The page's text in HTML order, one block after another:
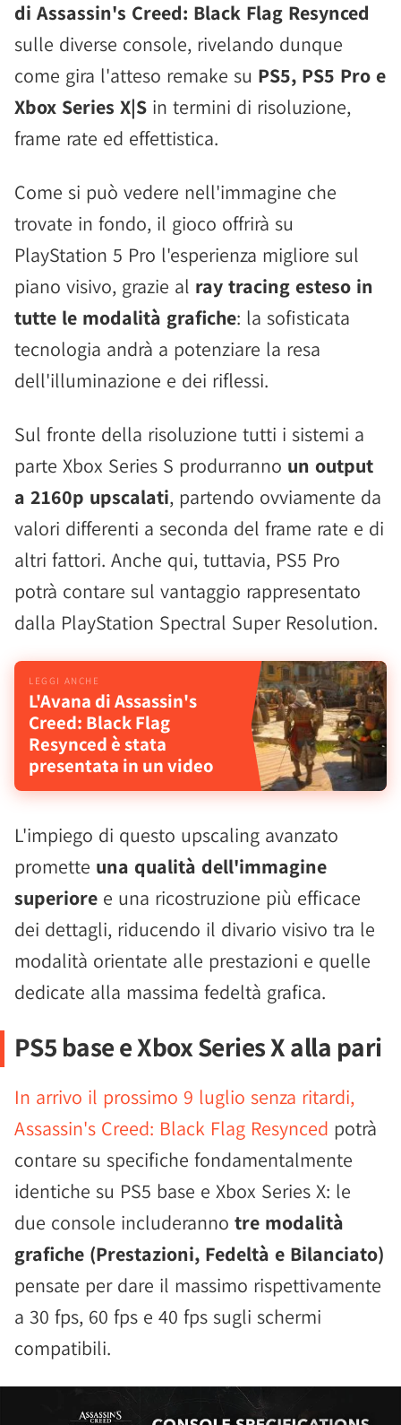
di Assassin's Creed: Black Flag Resynced
sulle diverse console, rivelando dunque
come gira l'atteso remake su PS5, PS5 Pro e
Xbox Series X|S in termini di risoluzione,
frame rate ed effettistica.
Come si può vedere nell'immagine che
trovate in fondo, il gioco offrirà su
PlayStation 5 Pro l'esperienza migliore sul
piano visivo, grazie al ray tracing esteso in
tutte le modalità grafiche: la sofisticata
tecnologia andrà a potenziare la resa
dell'illuminazione e dei riflessi.
Sul fronte della risoluzione tutti i sistemi a
parte Xbox Series S produrranno un output
a 2160p upscalati, partendo ovviamente da
valori differenti a seconda del frame rate e di
altri fattori. Anche qui, tuttavia, PS5 Pro
potrà contare sul vantaggio rappresentato
dalla PlayStation Spectral Super Resolution.
L'Avana di Assassin's
Creed: Black Flag
Resynced è stata
presentata in un video
L'impiego di questo upscaling avanzato
promette una qualità dell'immagine
superiore e una ricostruzione più efficace
dei dettagli, riducendo il divario visivo tra le
modalità orientate alle prestazioni e quelle
dedicate alla massima fedeltà grafica.
PS5 base e Xbox Series X alla pari
In arrivo il prossimo 9 luglio senza ritardi,
Assassin's Creed: Black Flag Resynced potrà
contare su specifiche fondamentalmente
identiche su PS5 base e Xbox Series X: le
due console includeranno tre modalità
grafiche (Prestazioni, Fedeltà e Bilanciato)
pensate per dare il massimo rispettivamente
a 30 fps, 60 fps e 40 fps sugli schermi
compatibili.